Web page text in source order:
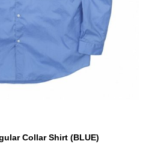
Collar Shirt (BLUE)